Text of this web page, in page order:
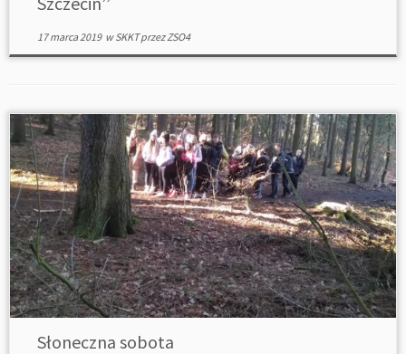
17 marca 2019wSKKTprzezZSO4
Słoneczna sobota